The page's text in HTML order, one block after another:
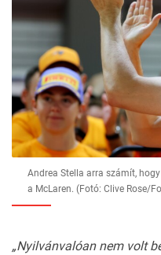
Andrea Stella arra számít,
a McLaren. (Fotó: Clive Rose/
„Nyilvánvalóan nem volt